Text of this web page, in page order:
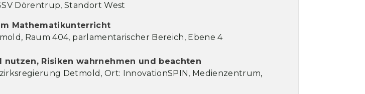
Dörentrup, Standort West
Mathematikunterricht
Raum 404, parlamentarischer Bereich, Ebene 4
nutzen, Risiken wahrnehmen und beachten
Detmold, Ort: InnovationSPIN, Medienzentrum,